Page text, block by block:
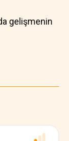
gelişmenin